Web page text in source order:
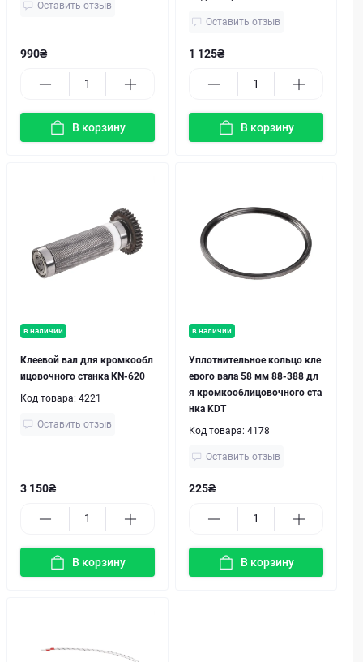
Оставить отзыв
990₴
В корзину
Оставить отзыв
1 125₴
В корзину
в наличии
Клеевой вал для кромкообл
ицовочного станка KN-620
Код товара: 4221
Оставить отзыв
3 150₴
В корзину
в наличии
Уплотнительное кольцо кле
евого вала 58 мм 88-388 дл
я кромкооблицовочного ста
нка KDT
Код товара: 4178
Оставить отзыв
225₴
В корзину